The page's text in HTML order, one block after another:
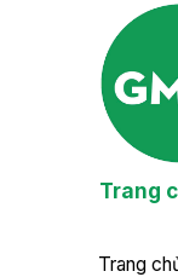
Trang
Trang